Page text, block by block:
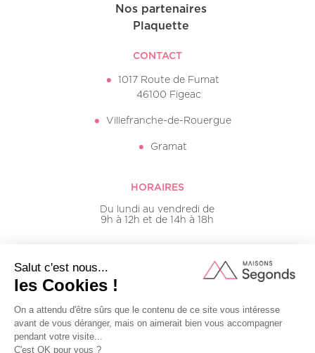
Nos partenaires
Plaquette
CONTACT
1017 Route de Fumat
46100 Figeac
Villefranche-de-Rouergue
Gramat
HORAIRES
Du lundi au vendredi de
9h à 12h et de 14h à 18h
Mentions légales
Plan du site